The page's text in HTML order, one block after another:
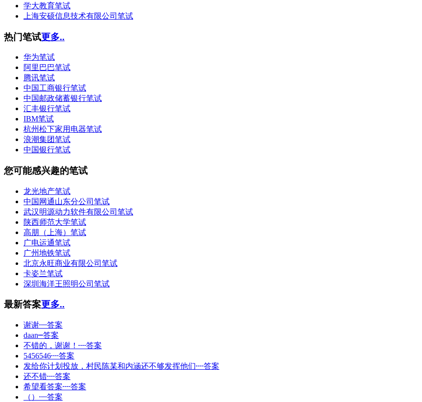
学大教育笔试
上海安硕信息技术有限公司笔试
热门笔试更多..
华为笔试
阿里巴巴笔试
腾讯笔试
中国工商银行笔试
中国邮政储蓄银行笔试
汇丰银行笔试
IBM笔试
杭州松下家用电器笔试
浪潮集团笔试
中国银行笔试
您可能感兴趣的笔试
龙光地产笔试
中国网通山东分公司笔试
武汉明源动力软件有限公司笔试
陕西师范大学笔试
高朋（上海）笔试
广电运通笔试
广州地铁笔试
北京永旺商业有限公司笔试
卡姿兰笔试
深圳海洋王照明公司笔试
最新答案更多..
谢谢┉答案
daan┉答案
不错的，谢谢！┉答案
5456546┉答案
发给你计划投放，村民陈某和内涵还不够发挥他们┉答案
还不错┉答案
希望看答案┉答案
（）┉答案